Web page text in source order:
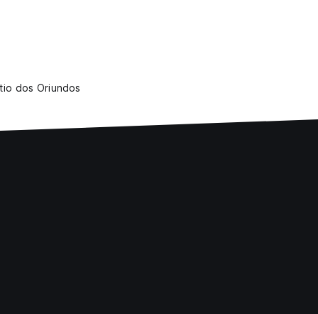
dos Oriundos